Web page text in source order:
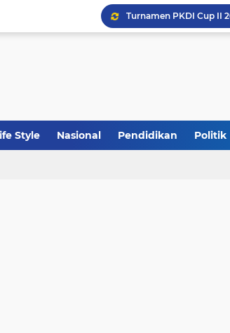
Khutbah Jumat:
Style Nasional Pendidikan Politik